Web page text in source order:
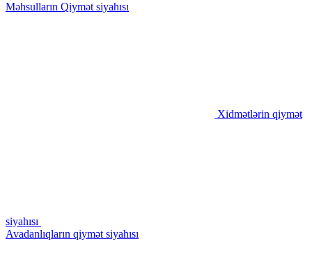
Məhsulların Qiymət siyahısı
Xidmətlərin qiymət
siyahısı
Avadanlıqların qiymət siyahısı